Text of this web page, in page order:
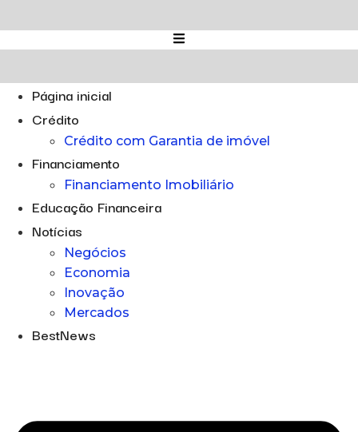
para
o
Página inicial
Crédito
Crédito com Garantia de imóvel
Financiamento
Financiamento Imobiliário
Educação Financeira
Notícias
Negócios
Economia
Inovação
Mercados
BestNews